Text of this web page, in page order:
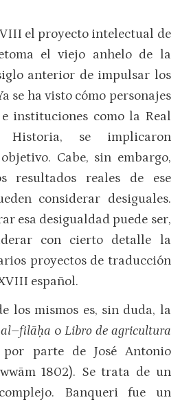
el proyecto intelectual de
el viejo anhelo de la
anterior de impulsar los
se ha visto cómo personajes
e instituciones como la Real
se implicaron
Cabe, sin embargo,
resultados reales de ese
considerar desiguales.
esa desigualdad puede ser,
con cierto detalle la
proyectos de traducción
español.
los mismos es, sin duda, la
o Libro de agricultura
por parte de José Antonio
1802). Se trata de un
Banqueri fue un